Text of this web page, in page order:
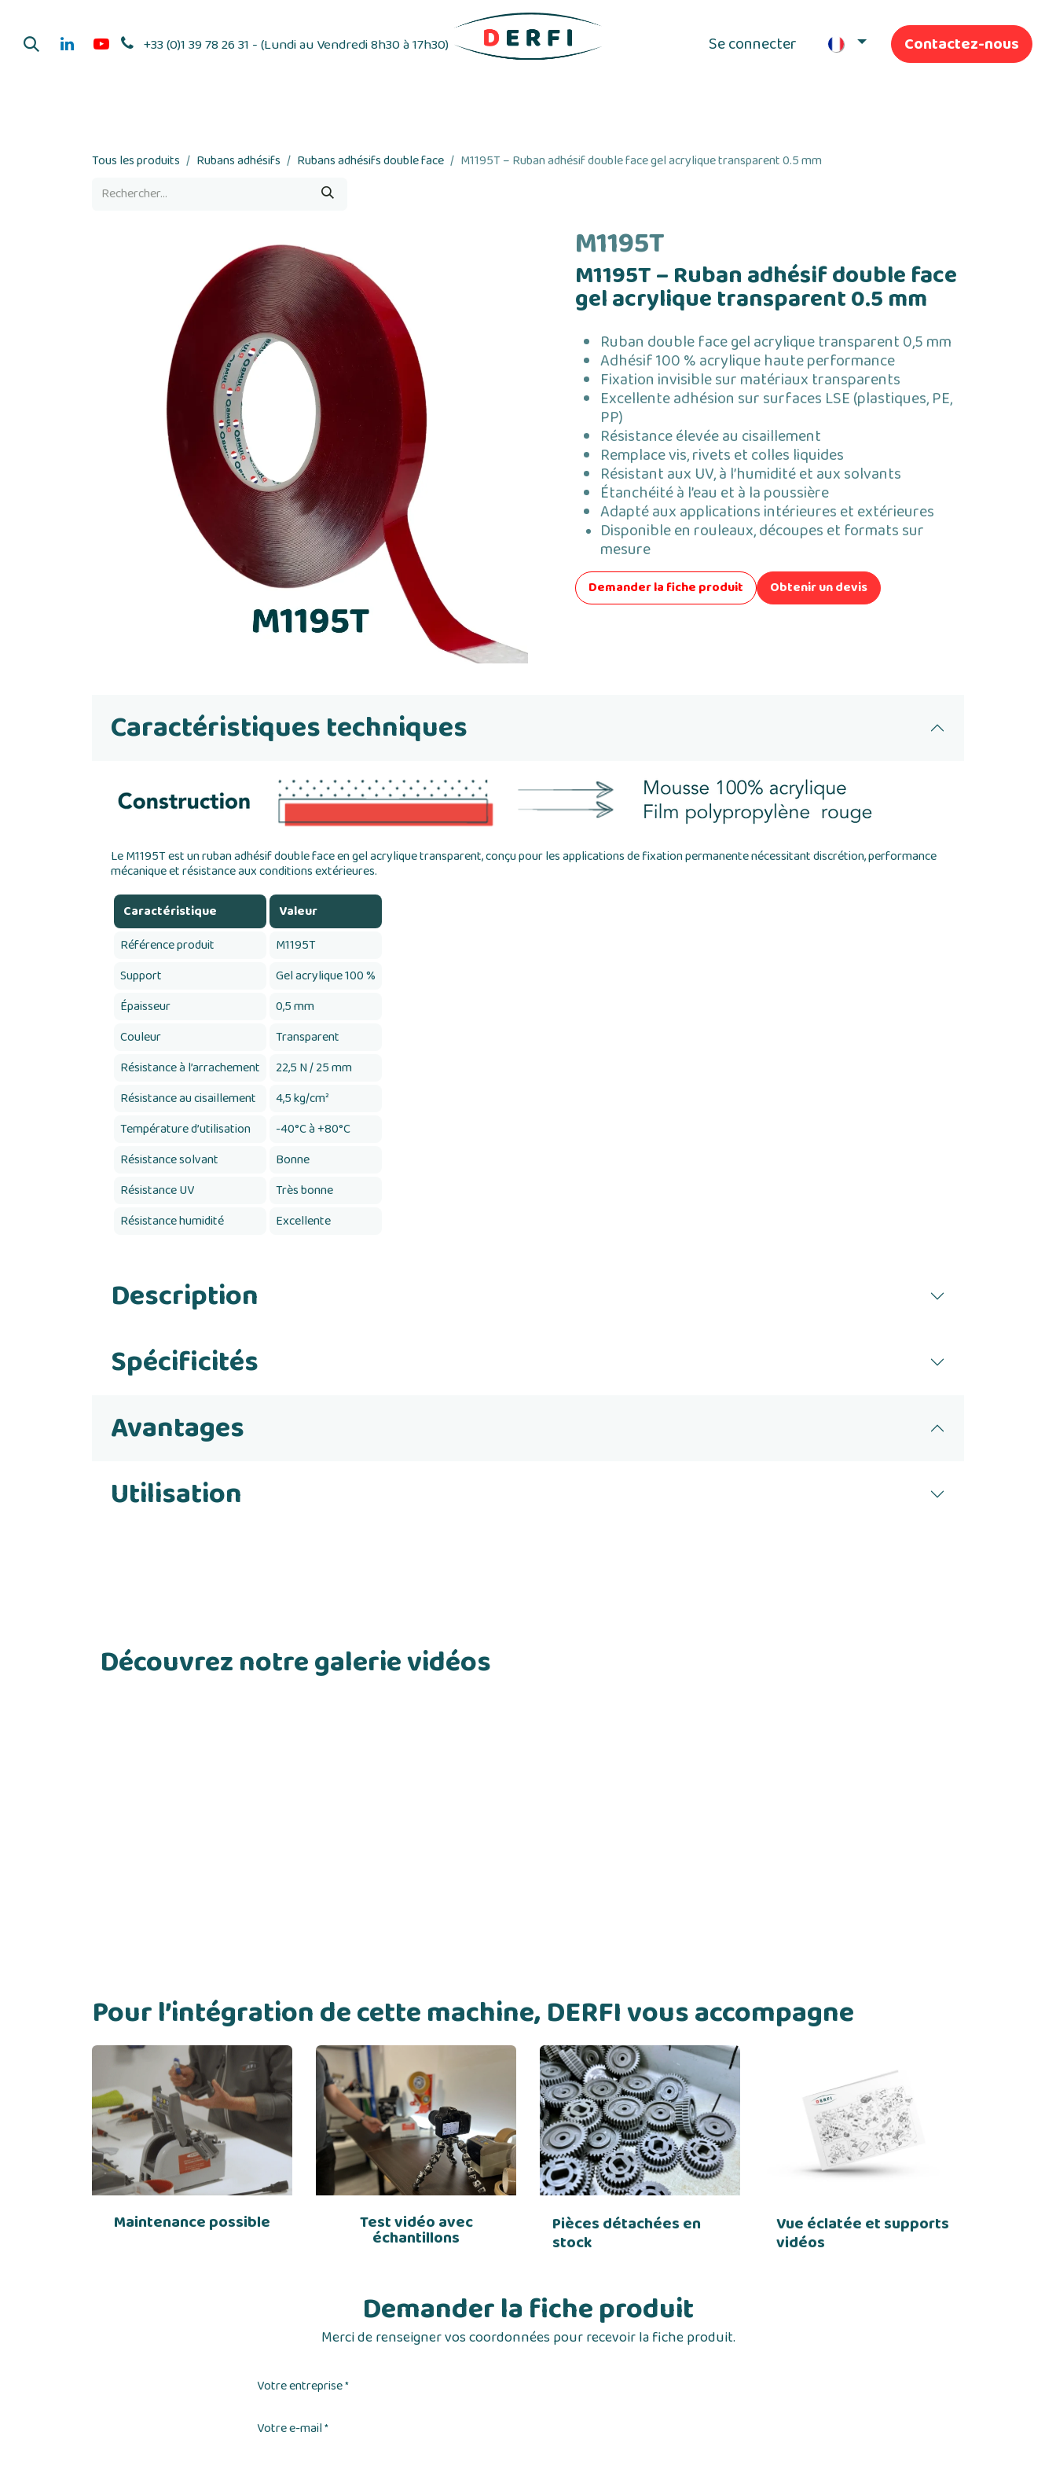
+33 (0)1 39 78 26 31 - (Lundi au Vendredi 8h30 à 17h30) Se connecter Contactez-nous
Tous les produits Rubans adhésifs Rubans adhésifs double face M1195T – Ruban adhésif double face gel acrylique transparent 0.5 mm
M1195T
M1195T – Ruban adhésif double face
gel acrylique transparent 0.5 mm
Ruban double face gel acrylique transparent 0,5 mm
Adhésif 100 % acrylique haute performance
Fixation invisible sur matériaux transparents
Excellente adhésion sur surfaces LSE (plastiques, PE,
PP)
Résistance élevée au cisaillement
Remplace vis, rivets et colles liquides
Résistant aux UV, à l’humidité et aux solvants
Étanchéité à l’eau et à la poussière
Adapté aux applications intérieures et extérieures
Disponible en rouleaux, découpes et formats sur
mesure
Demander la fiche produit Obtenir un devis
Caractéristiques techniques
Le M1195T est un ruban adhésif double face en gel acrylique transparent, conçu pour les applications de fixation permanente nécessitant discrétion, performance
mécanique et résistance aux conditions extérieures.
Caractéristique
Valeur
Référence produit
M1195T
Support
Gel acrylique 100 %
Épaisseur
0,5 mm
Couleur
Transparent
Résistance à l’arrachement
22,5 N / 25 mm
Résistance au cisaillement
4,5 kg/cm²
Température d’utilisation
-40°C à +80°C
Résistance solvant
Bonne
Résistance UV
Très bonne
Résistance humidité
Excellente
Description
Spécificités
Avantages
Utilisation
Découvrez notre galerie vidéos
Pour l’intégration de cette machine, DERFI vous accompagne
Maintenance possible Test vidéo avec
échantillons
Pièces détachées en
stock
Vue éclatée et supports
vidéos
Demander la fiche produit
Merci de renseigner vos coordonnées pour recevoir la fiche produit.
Votre entreprise*
Votre e-mail*